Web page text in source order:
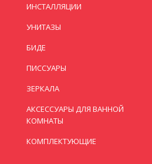
ИНСТАЛЛЯЦИИ
УНИТАЗЫ
БИДЕ
ПИССУАРЫ
ЗЕРКАЛА
АКСЕССУАРЫ ДЛЯ ВАННОЙ
КОМНАТЫ
КОМПЛЕКТУЮЩИЕ